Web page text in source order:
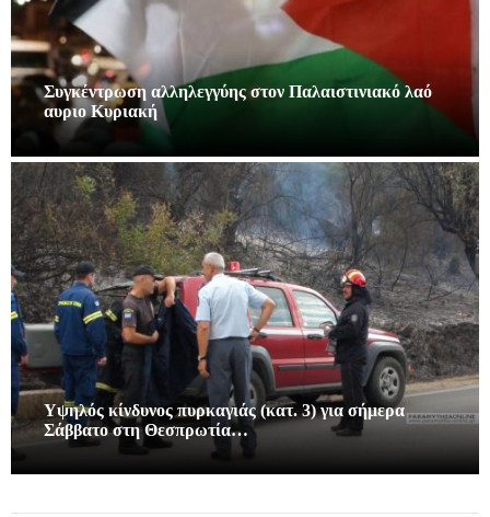
Συγκέντρωση αλληλεγγύης στον Παλαιστινιακό λαό
αυριο Κυριακή
Υψηλός κίνδυνος πυρκαγιάς (κατ. 3) για σήμερα
Σάββατο στη Θεσπρωτία…